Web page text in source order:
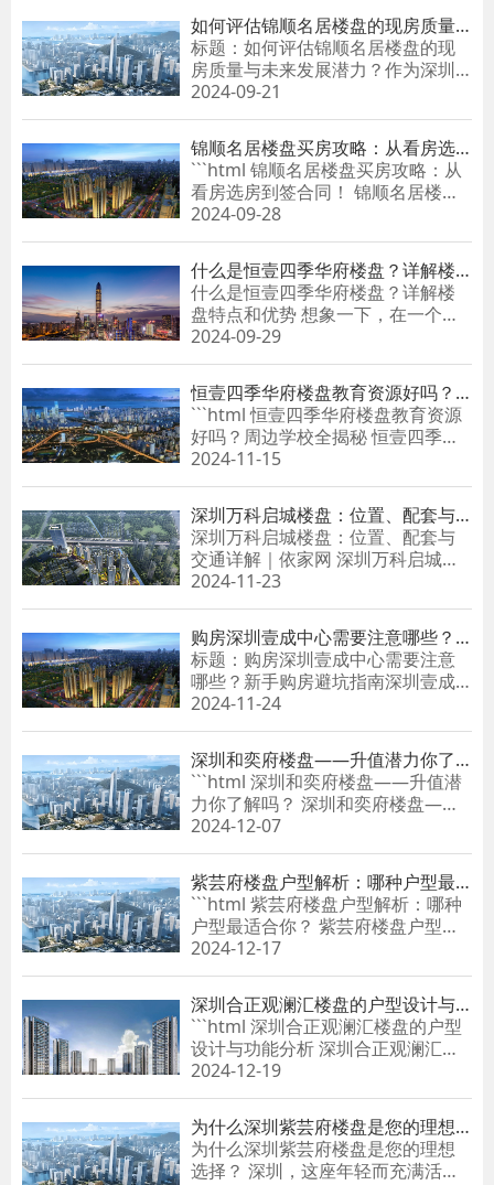
如何评估锦顺名居楼盘的现房质量
与未来发展潜力？
标题：如何评估锦顺名居楼盘的现
房质量与未来发展潜力？作为深圳
市的一处备受关注的楼盘，锦顺名
居楼盘吸引了众多购房者的目
光。......
2024-09-21
锦顺名居楼盘买房攻略：从看房选
房到签合同！
```html 锦顺名居楼盘买房攻略：从
看房选房到签合同！ 锦顺名居楼盘
买房攻略：从看房选房到签合同！
买......
2024-09-28
什么是恒壹四季华府楼盘？详解楼
盘特点和优势
什么是恒壹四季华府楼盘？详解楼
盘特点和优势 想象一下，在一个四
季如春的环境中，每天早晨你都能
被花开鸟鸣叫醒。窗外是绿树成......
2024-09-29
恒壹四季华府楼盘教育资源好吗？
周边学校全揭秘
```html 恒壹四季华府楼盘教育资源
好吗？周边学校全揭秘 恒壹四季华
府楼盘教育资源好吗......
2024-11-15
深圳万科启城楼盘：位置、配套与
交通详解
深圳万科启城楼盘：位置、配套与
交通详解｜依家网 深圳万科启城楼
盘：位置、配套与交通详解 如果你
对深圳的房地产......
2024-11-23
购房深圳壹成中心需要注意哪些？
新手购房避坑指南
标题：购房深圳壹成中心需要注意
哪些？新手购房避坑指南深圳壹成
中心作为深圳市内的一个热门楼
盘，吸引了众多购房者的关注。然
而......
2024-11-24
深圳和奕府楼盘——升值潜力你了
解吗？
```html 深圳和奕府楼盘——升值潜
力你了解吗？ 深圳和奕府楼盘——
升......
2024-12-07
紫芸府楼盘户型解析：哪种户型最
适合你？
```html 紫芸府楼盘户型解析：哪种
户型最适合你？ 紫芸府楼盘户型解
析：哪种户......
2024-12-17
深圳合正观澜汇楼盘的户型设计与
功能分析
```html 深圳合正观澜汇楼盘的户型
设计与功能分析 深圳合正观澜汇楼
盘的户型设计与功能分析......
2024-12-19
为什么深圳紫芸府楼盘是您的理想
选择？
为什么深圳紫芸府楼盘是您的理想
选择？ 深圳，这座年轻而充满活力